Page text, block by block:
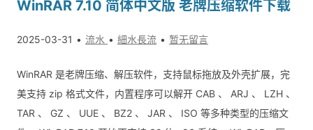
WinRAR 7.10 简体中文版 老牌压缩软件下载
2025-03-31 流水 細水長流 暂无留言
WinRAR 是老牌压缩、解压软件，支持鼠标拖放及外壳扩展，完
美支持 zip 格式文件，内置程序可以解开 CAB 、 ARJ 、 LZH 、
TAR 、 GZ 、 UUE 、 BZ2 、 JAR 、 ISO 等多种类型的压缩文